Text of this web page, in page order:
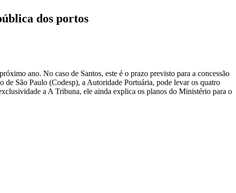
dos portos
ano. No caso de Santos, este é o prazo previsto para a concessão
de São Paulo (Codesp), a Autoridade Portuária, pode levar os quatro
a A Tribuna, ele ainda explica os planos do Ministério para o